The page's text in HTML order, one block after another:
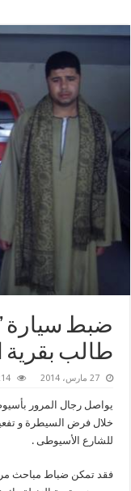
ضبط سيارة
طالب بقرية
27 مارس، 2014 214
يواصل رجال المرور
خلال فرض السيطرة و تفعيل
للشارع الأسيوطى .
فقد تمكن ضباط مباحث